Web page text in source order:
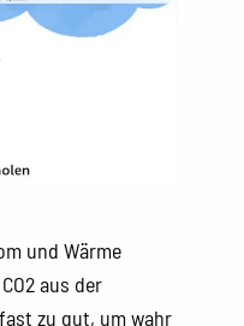
und Wärme
aus der
zu gut, um wahr